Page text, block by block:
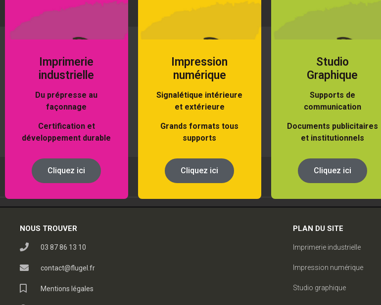
Imprimerie
industrielle
Du prépresse au
façonnage
Certification et
développement durable
Cliquez ici
Impression
numérique
Signalétique intérieure
et extérieure
Grands formats tous
supports
Cliquez ici
Studio
Graphique
Supports de
communication
Documents publicitaires
et institutionnels
Cliquez ici
NOUS TROUVER
03 87 86 13 10
contact@flugel.fr
Mentions légales
PLAN DU SITE
Imprimerie industrielle
Impression numérique
Studio graphique